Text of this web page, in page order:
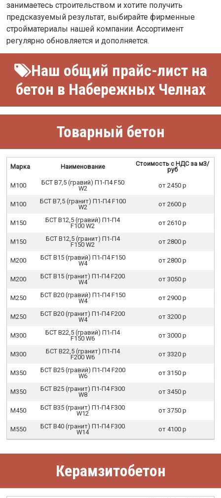
занимаетесь строительством и хотите получить
предсказуемый результат, выбирайте фирменные
стройматериалы нашей компании. Ассортимент
регулярно обновляется и дополняется.
Наш общий прайс-лист на
бетон в Набережных Челнах
Товарный бетон
Марка Наименование
Стоимость с НДС за м3/
руб
М100
БСТ В7,5 (гравий) П1-П4 F50
W2
от 2450 р
М100
БСТ В7,5 (гранит) П1-П4 F100
W2
от 2600 р
М150
БСТ В12,5 (гравий) П1-П4
F100 W2
от 2610 р
М150
БСТ В12,5 (гранит) П1-П4
F150 W2
от 2800 р
М200
БСТ В15 (гравий) П1-П4 F150
W4
от 2800 р
М200
БСТ В15 (гранит) П1-П4 F200
W4
от 3050 р
М250
БСТ В20 (гравий) П1-П4 F150
W4
от 2900 р
М250
БСТ В20 (гранит) П1-П4 F200
W4
от 3200 р
М300
БСТ В22,5 (гравий) П1-П4
F150 W6
от 3000 р
М300
БСТ В22,5 (гранит) П1-П4
F200 W6
от 3320 р
М350
БСТ В25 (гравий) П1-П4 F200
W6
от 3150 р
М350
БСТ В25 (гранит) П1-П4 F300
W8
от 3450 р
М450
БСТ В35 (гранит) П1-П4 F300
W12
от 3750 р
М550
БСТ В40 (гранит) П1-П4 F300
W14
от 4100 р
Керамзитобетон